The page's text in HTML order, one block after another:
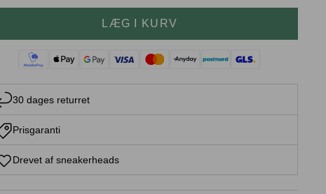
LÆG I KURV
30 dages returret
Prisgaranti
Drevet af sneakerheads